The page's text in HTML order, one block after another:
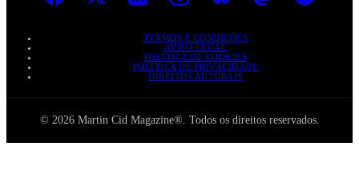
TERMOS E CONDIÇÕES
AVISO LEGAL
POLÍTICA DE COOKIES
POLÍTICA DE PRIVACIDADE
DIREITOS AUTORAIS
© 2026 Martin Cid Magazine®. Todos os direitos reservados.